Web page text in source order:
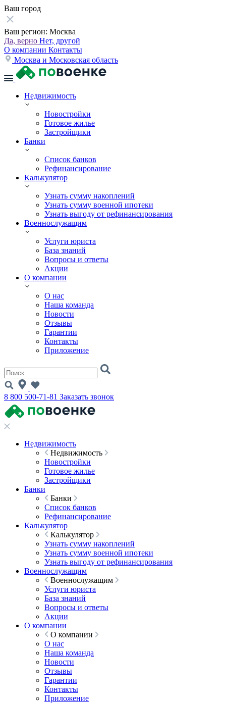
Ваш город
Ваш регион: Москва
Да, верно Нет, другой
О компании Контакты
Москва и Московская область
Недвижимость
Новостройки
Готовое жилье
Застройщики
Банки
Список банков
Рефинансирование
Калькулятор
Узнать сумму накоплений
Узнать сумму военной ипотеки
Узнать выгоду от рефинансирования
Военнослужащим
Услуги юриста
База знаний
Вопросы и ответы
Акции
О компании
О нас
Наша команда
Новости
Отзывы
Гарантии
Контакты
Приложение
8 800 500-71-81 Заказать звонок
Недвижимость
Недвижимость
Новостройки
Готовое жилье
Застройщики
Банки
Банки
Список банков
Рефинансирование
Калькулятор
Калькулятор
Узнать сумму накоплений
Узнать сумму военной ипотеки
Узнать выгоду от рефинансирования
Военнослужащим
Военнослужащим
Услуги юриста
База знаний
Вопросы и ответы
Акции
О компании
О компании
О нас
Наша команда
Новости
Отзывы
Гарантии
Контакты
Приложение